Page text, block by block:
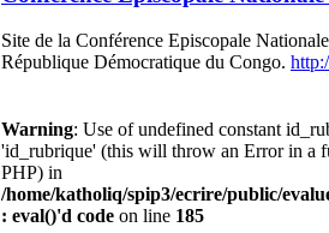
Site de la Conférence Episcopale
République Démocratique du Congo.
Warning: Use of undefined constant
'id_rubrique' (this will throw an Error in a
PHP) in
/home/katholiq/spip3/ecrire/public/
: eval()'d code on line 185